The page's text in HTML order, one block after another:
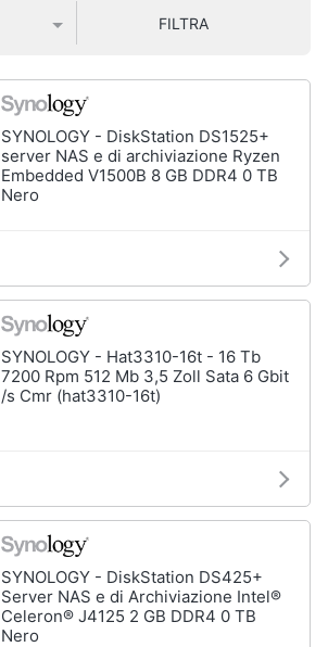
FILTRA
SYNOLOGY - DiskStation DS1525+
server NAS e di archiviazione Ryzen
Embedded V1500B 8 GB DDR4 0 TB
Nero
SYNOLOGY - Hat3310-16t - 16 Tb
7200 Rpm 512 Mb 3,5 Zoll Sata 6 Gbit
/s Cmr (hat3310-16t)
SYNOLOGY - DiskStation DS425+
Server NAS e di Archiviazione Intel®
Celeron® J4125 2 GB DDR4 0 TB
Nero